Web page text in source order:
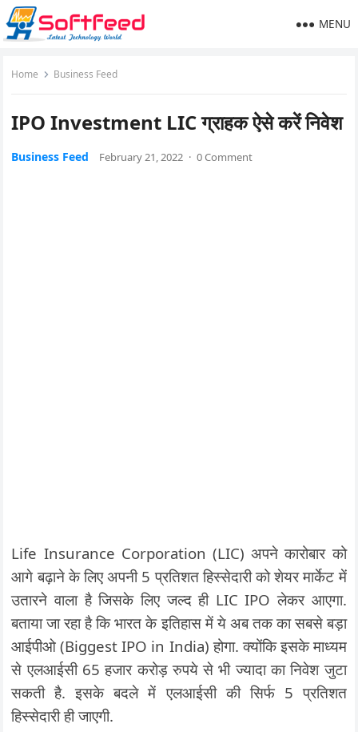
MENU
Home Business Feed
IPO Investment LIC ग्राहक ऐसे करें निवेश
Business Feed February 21, 2022 · 0 Comment
Life Insurance Corporation (LIC) अपने कारोबार को
आगे बढ़ाने के लिए अपनी 5 प्रतिशत हिस्सेदारी को शेयर मार्केट में
उतारने वाला है जिसके लिए जल्द ही LIC IPO लेकर आएगा.
बताया जा रहा है कि भारत के इतिहास में ये अब तक का सबसे बड़ा
आईपीओ (Biggest IPO in India) होगा. क्योंकि इसके माध्यम
से एलआईसी 65 हजार करोड़ रुपये से भी ज्यादा का निवेश जुटा
सकती है. इसके बदले में एलआईसी की सिर्फ 5 प्रतिशत
हिस्सेदारी ही जाएगी.